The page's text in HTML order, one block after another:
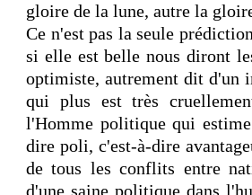
gloire de la lune, autre la
Ce n'est pas la seule
si elle est belle nous diront
optimiste, autrement dit d'un
qui plus est très
l'Homme politique qui
dire poli, c'est-à-dire
de tous les conflits entre
d'une saine politique dans